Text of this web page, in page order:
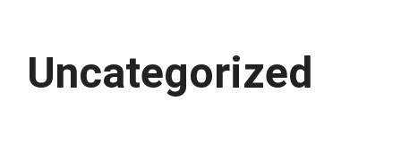
Uncategorized